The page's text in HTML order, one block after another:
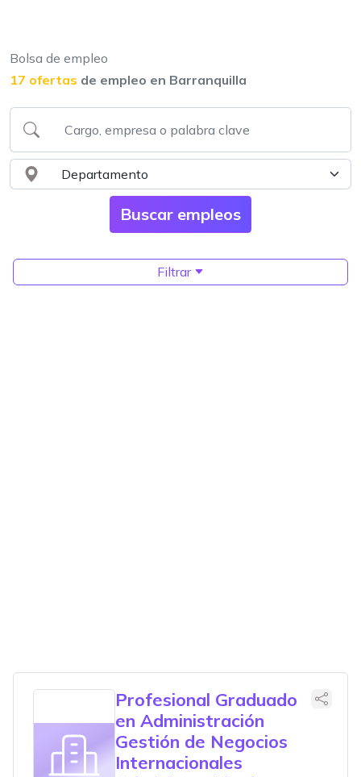
Bolsa de empleo
17 ofertas de empleo en Barranquilla
Filtrar
Profesional Graduado
en Administración
Gestión de Negocios
Internacionales